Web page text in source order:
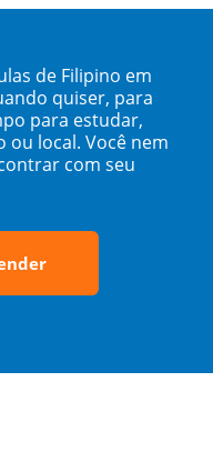
de Filipino em
quiser, para
para estudar,
local. Você nem
com seu